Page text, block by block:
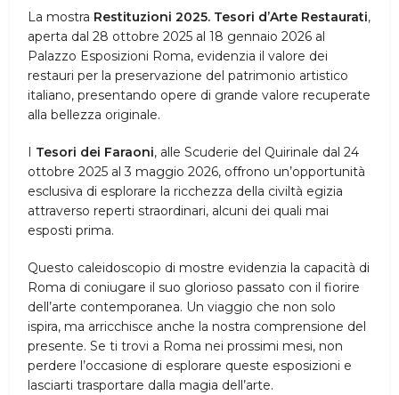
La mostra Restituzioni 2025. Tesori d’Arte Restaurati,
aperta dal 28 ottobre 2025 al 18 gennaio 2026 al
Palazzo Esposizioni Roma, evidenzia il valore dei
restauri per la preservazione del patrimonio artistico
italiano, presentando opere di grande valore recuperate
alla bellezza originale.
I Tesori dei Faraoni, alle Scuderie del Quirinale dal 24
ottobre 2025 al 3 maggio 2026, offrono un’opportunità
esclusiva di esplorare la ricchezza della civiltà egizia
attraverso reperti straordinari, alcuni dei quali mai
esposti prima.
Questo caleidoscopio di mostre evidenzia la capacità di
Roma di coniugare il suo glorioso passato con il fiorire
dell’arte contemporanea. Un viaggio che non solo
ispira, ma arricchisce anche la nostra comprensione del
presente. Se ti trovi a Roma nei prossimi mesi, non
perdere l’occasione di esplorare queste esposizioni e
lasciarti trasportare dalla magia dell’arte.